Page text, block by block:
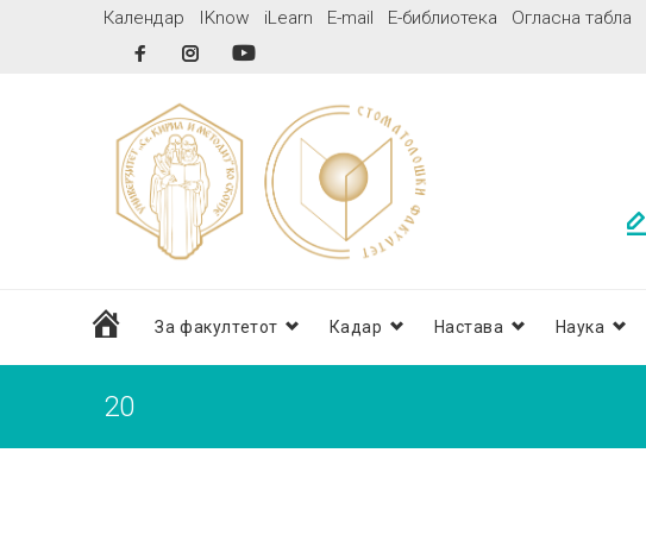
Календар IKnow iLearn E-mail Е-библиотека Огласна табла
FacebookInstagram
домаЗа факултетот Кадар Настава Наука
20